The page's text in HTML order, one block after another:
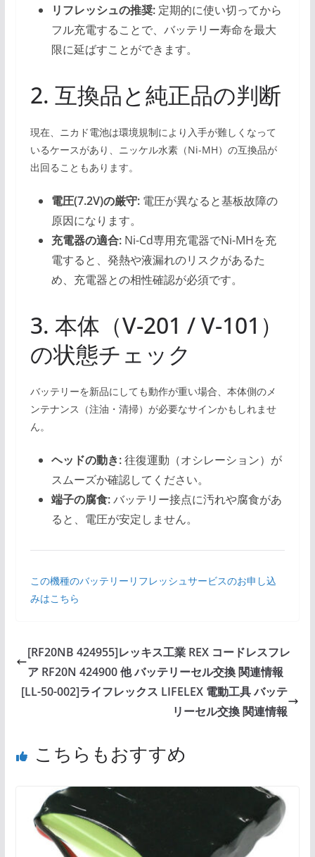
リフレッシュの推奨:定期的に使い切ってから
フル充電することで、バッテリー寿命を最大
限に延ばすことができます。
2. 互換品と純正品の判断
現在、ニカド電池は環境規制により入手が難しくなって
いるケースがあり、ニッケル水素（Ni-MH）の互換品が
出回ることもあります。
電圧(7.2V)の厳守:電圧が異なると基板故障の
原因になります。
充電器の適合:Ni-Cd専用充電器でNi-MHを充
電すると、発熱や液漏れのリスクがあるた
め、充電器との相性確認が必須です。
3. 本体（V-201 / V-101）
の状態チェック
バッテリーを新品にしても動作が重い場合、本体側のメ
ンテナンス（注油・清掃）が必要なサインかもしれませ
ん。
ヘッドの動き:往復運動（オシレーション）が
スムーズか確認してください。
端子の腐食:バッテリー接点に汚れや腐食があ
ると、電圧が安定しません。
この機種のバッテリーリフレッシュサービスのお申し込
みはこちら
[RF20NB 424955]レッキス工業 REX コードレスフレ
ア RF20N 424900 他 バッテリーセル交換 関連情報
[LL-50-002]ライフレックス LIFELEX 電動工具 バッテ
リーセル交換 関連情報
こちらもおすすめ